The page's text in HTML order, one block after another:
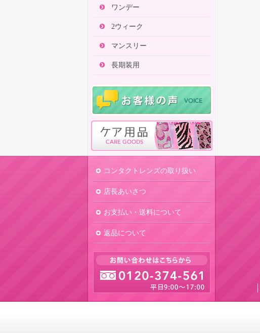
ワンデー
2ウィーク
マンスリー
長期装用
コンタクトレンズの取り扱い
店長あいさつ
お支払い・送料について
返品について